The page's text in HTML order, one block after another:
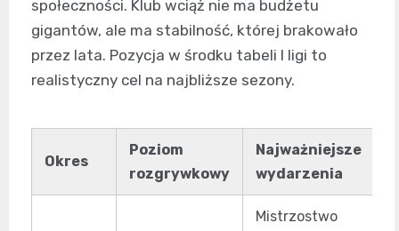
społeczności. Klub wciąż nie ma budżetu
gigantów, ale ma stabilność, której brakowało
przez lata. Pozycja w środku tabeli I ligi to
realistyczny cel na najbliższe sezony.
Okres
Poziom
rozgrywkowy
Najważniejsze
wydarzenia
Mistrzostwo